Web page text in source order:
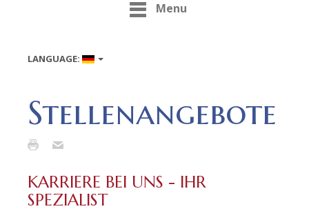
Menu
LANGUAGE:
Stellenangebote
KARRIERE BEI UNS - IHR
SPEZIALIST